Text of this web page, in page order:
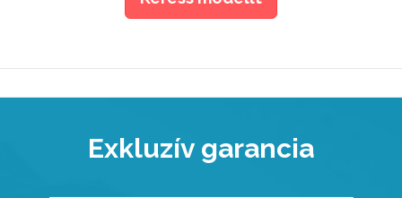
Exkluzív garancia